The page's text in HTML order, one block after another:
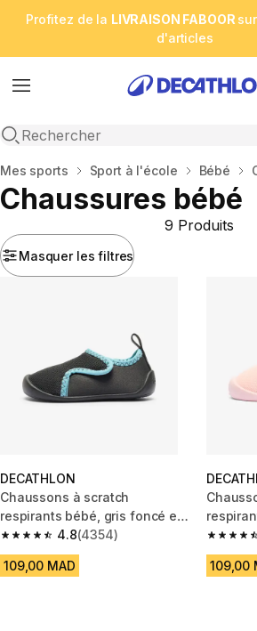
Profitez de la LIVRAISON FABOOR
d'articles
Menu
Open search
Accueil
Mes sports Sport à l'école Bébé
Chaussures bébé
Masquer les filtres
9 Produits
DECATHLON
Chaussons à scratch
respirants bébé, gris foncé et
bleu
4.8
4.8 out of 5 stars from 4354 reviews
(4354)
109,00 MAD
4.8 out
109,00